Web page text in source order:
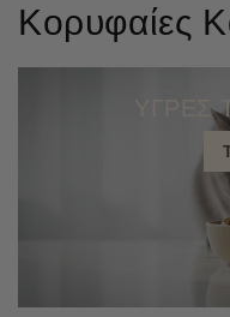
Κορυφαίες
ΥΓΡΕΣ